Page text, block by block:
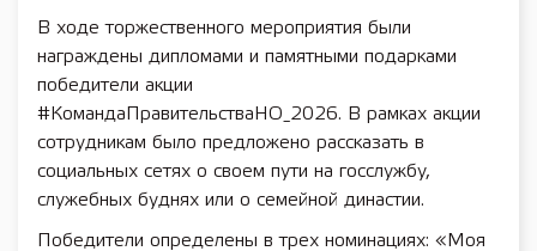
В ходе торжественного мероприятия были
награждены дипломами и памятными подарками
победители акции
#КомандаПравительстваНО_2026. В рамках акции
сотрудникам было предложено рассказать в
социальных сетях о своем пути на госслужбу,
служебных буднях или о семейной династии.
Победители определены в трех номинациях: «Моя